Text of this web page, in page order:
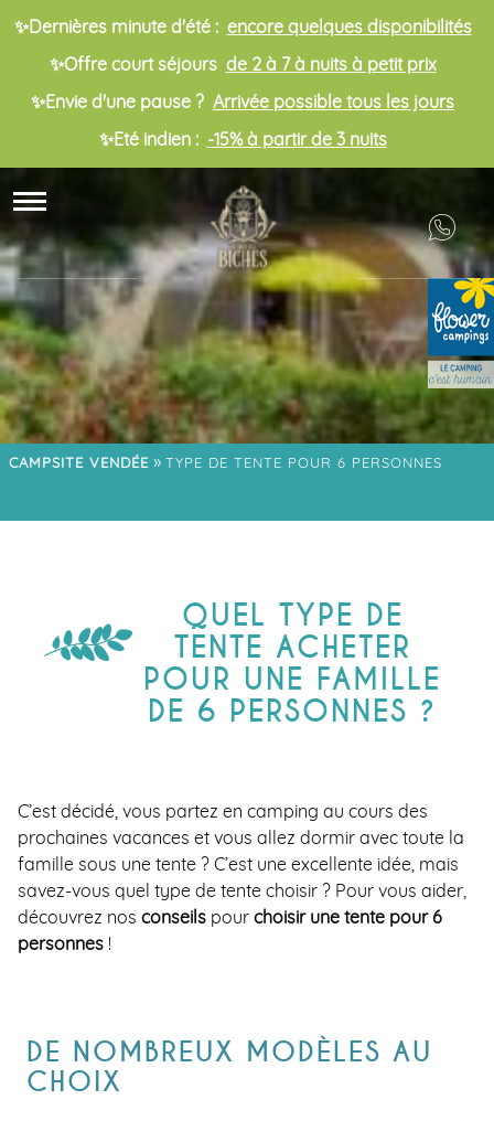
✨Dernières minute d'été : encore quelques disponibilités
✨Offre court séjours de 2 à 7 à nuits à petit prix
✨Envie d'une pause ? Arrivée possible tous les jours
✨Eté indien : -15% à partir de 3 nuits
CAMPSITE VENDÉE » TYPE DE TENTE POUR 6 PERSONNES
QUEL TYPE DE
TENTE ACHETER
POUR UNE FAMILLE
DE 6 PERSONNES ?
C’est décidé, vous partez en camping au cours des
prochaines vacances et vous allez dormir avec toute la
famille sous une tente ? C’est une excellente idée, mais
savez-vous quel type de tente choisir ? Pour vous aider,
découvrez nos conseils pour choisir une tente pour 6
personnes !
DE NOMBREUX MODÈLES AU
CHOIX